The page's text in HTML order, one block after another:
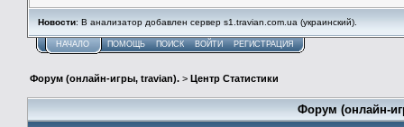
Новости: В анализатор добавлен сервер s1.travian.com.ua (украинский).
НАЧАЛО ПОМОЩЬ ПОИСК ВОЙТИ РЕГИСТРАЦИЯ
Форум (онлайн-игры, travian). > Центр Статистики
Форум (онлайн-